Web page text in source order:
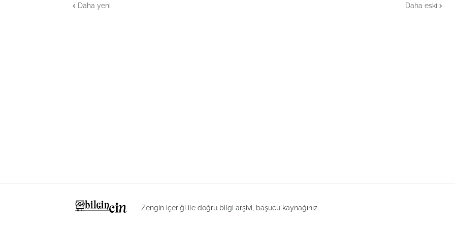
Daha yeni Daha eski
Zengin içeriği ile doğru bilgi arşivi, başucu kaynağınız.